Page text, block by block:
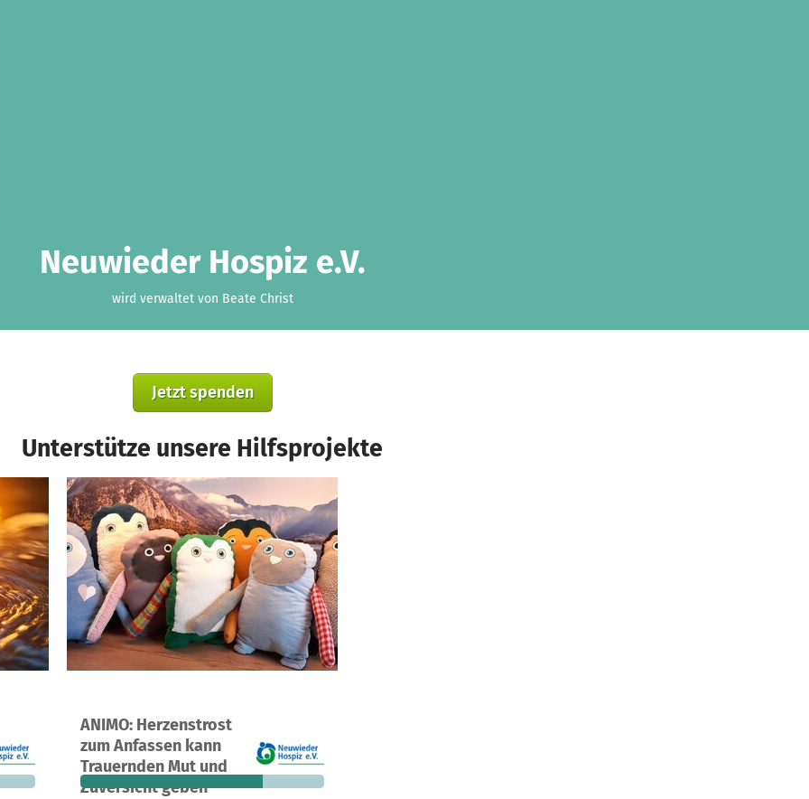
Neuwieder Hospiz e.V.
wird verwaltet von Beate Christ
Jetzt spenden
Unterstütze unsere Hilfsprojekte
noch
ANIMO: Herzenstrost
zum Anfassen kann
Trauernden Mut und
Zuversicht geben
Ein Projekt in Neuwied, Deutschland
18
Spenden
75 %
finanziert fehlen noch